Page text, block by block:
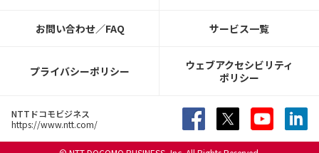
お問い合わせ／FAQ サービス一覧
プライバシーポリシー
ウェブアクセシビリティ
ポリシー
NTTドコモビジネス
https://www.ntt.com/